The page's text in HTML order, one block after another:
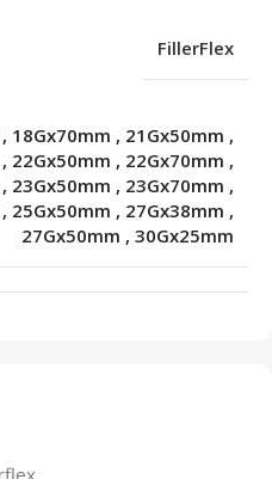
FillerFlex
, 18Gx70mm , 21Gx50mm ,
, 22Gx50mm , 22Gx70mm ,
, 23Gx50mm , 23Gx70mm ,
, 25Gx50mm , 27Gx38mm ,
27Gx50mm , 30Gx25mm